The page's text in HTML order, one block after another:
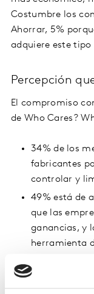
Costumbre los
Ahorrar, 5%
adquiere este tipo
Percepción
El compromiso
de Who Cares?
34% de los
fabricantes
controlar y
49% está de
que las
ganancias, y
herramienta
Comunicar de
llevan a cabo